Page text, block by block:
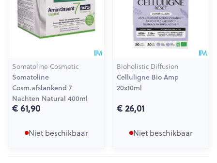
Somatoline Cosmetic
Somatoline
Cosm.afslankend 7
Nachten Natural 400ml
€ 61,90
Niet beschikbaar
Bioholistic Diffusion
Celluligne Bio Amp
20x10ml
€ 26,01
Niet beschikbaar